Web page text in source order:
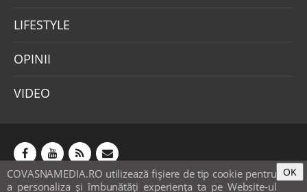
LIFESTYLE
OPINII
VIDEO
COVASNAMEDIA.RO utilizează fişiere de tip cookie pentru
a personaliza și îmbunătăți experiența ta pe Website-ul
OK
Abonamente Publicitate
Mica publicitate